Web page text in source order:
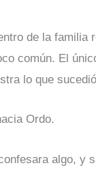
de la
común. El
lo que
Ordo.
algo, y